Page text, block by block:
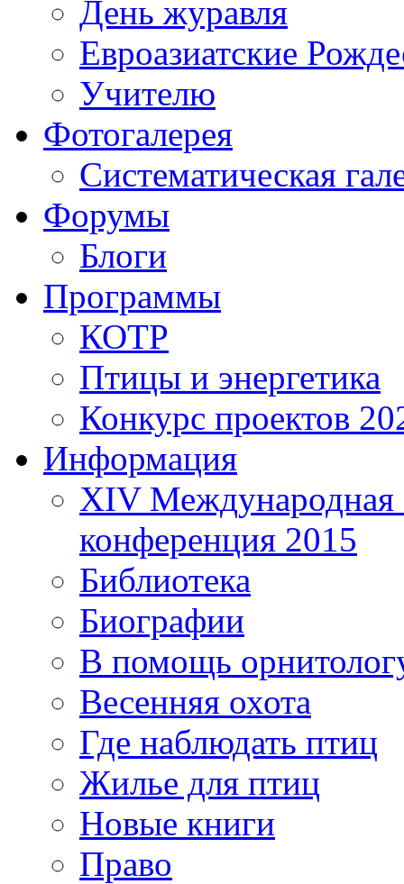
День журавля
Евроазиатские
Учителю
Фотогалерея
Систематическая
Форумы
Блоги
Программы
КОТР
Птицы и энергетика
Конкурс проектов
Информация
XIV Международная
конференция 2015
Библиотека
Биографии
В помощь
Весенняя охота
Где наблюдать птиц
Жилье для птиц
Новые книги
Право